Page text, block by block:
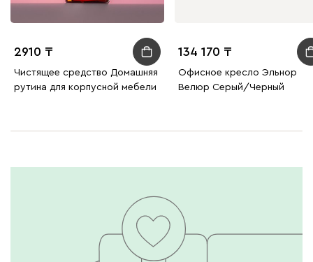
2910
Чистящее средство Домашняя
рутина для корпусной мебели
134 170
Офисное кресло Эльнор
Велюр Серый/Черный